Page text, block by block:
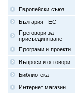
Европейски съюз
България - ЕС
Преговори за
присъединяване
Програми и проекти
Въпроси и отговори
Библиотека
Интернет магазин